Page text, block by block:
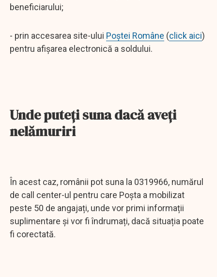
beneficiarului;
- prin accesarea site-ului Poștei Române (click aici)
pentru afișarea electronică a soldului.
Unde puteţi suna dacă aveţi
nelămuriri
În acest caz, românii pot suna la 0319966, numărul
de call center-ul pentru care Poșta a mobilizat
peste 50 de angajați, unde vor primi informații
suplimentare și vor fi îndrumați, dacă situația poate
fi corectată.